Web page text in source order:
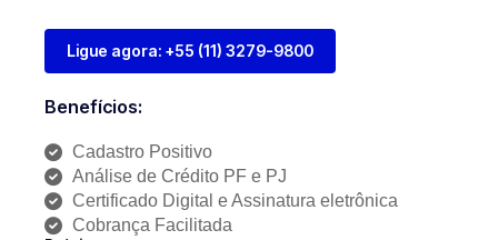
Ligue agora: +55 (11) 3279-9800
Benefícios:
Cadastro Positivo
Análise de Crédito PF e PJ
Certificado Digital e Assinatura eletrônica
Cobrança Facilitada